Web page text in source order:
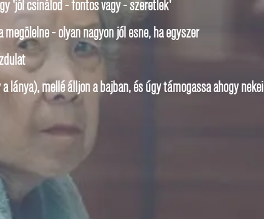
'jól csinálod - fontos vagy - szeretlek'
- olyan nagyon jól esne, ha egyszer
lánya), mellé álljon a bajban, és úgy támogassa ahogy nekei